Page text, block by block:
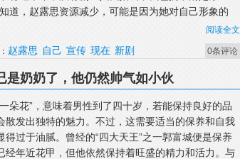
道，赵露思资源减少，可能是因为她对自己形象的
阅读全文
0条评论
赵露思 自己 宣传 现在 新剧
是奶奶了，他仍然帅气如小伙
朵花”，意味着男性到了四十岁，若能保持良好的品
散发出独特的魅力。不过，这需要适当的保养和自我
得过于油腻。曾经的“四大天王”之一郭富城便是保养
经年近花甲，但他依然保持着旺盛的精力和活力。与